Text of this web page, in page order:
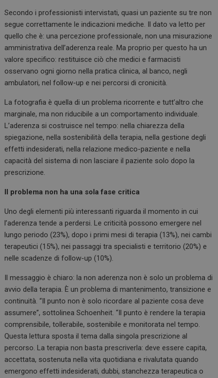
Secondo i professionisti intervistati, quasi un paziente su tre non
segue correttamente le indicazioni mediche. Il dato va letto per
quello che è: una percezione professionale, non una misurazione
amministrativa dell’aderenza reale. Ma proprio per questo ha un
valore specifico: restituisce ciò che medici e farmacisti
osservano ogni giorno nella pratica clinica, al banco, negli
ambulatori, nel follow-up e nei percorsi di cronicità.
La fotografia è quella di un problema ricorrente e tutt’altro che
marginale, ma non riducibile a un comportamento individuale.
L’aderenza si costruisce nel tempo: nella chiarezza della
spiegazione, nella sostenibilità della terapia, nella gestione degli
effetti indesiderati, nella relazione medico-paziente e nella
capacità del sistema di non lasciare il paziente solo dopo la
prescrizione.
Il problema non ha una sola fase critica
Uno degli elementi più interessanti riguarda il momento in cui
l’aderenza tende a perdersi. Le criticità possono emergere nel
lungo periodo (23%), dopo i primi mesi di terapia (13%), nei cambi
terapeutici (15%), nei passaggi tra specialisti e territorio (20%) e
nelle scadenze di follow-up (10%).
Il messaggio è chiaro: la non aderenza non è solo un problema di
avvio della terapia. È un problema di mantenimento, transizione e
continuità. “Il punto non è solo ricordare al paziente cosa deve
assumere”, sottolinea Schoenheit. “Il punto è rendere la terapia
comprensibile, tollerabile, sostenibile e monitorata nel tempo.
Questa lettura sposta il tema dalla singola prescrizione al
percorso. La terapia non basta prescriverla: deve essere capita,
accettata, sostenuta nella vita quotidiana e rivalutata quando
emergono effetti indesiderati, dubbi, stanchezza terapeutica o